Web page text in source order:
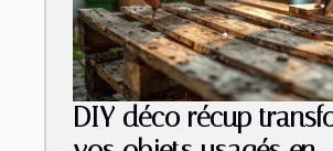
DIY déco récup